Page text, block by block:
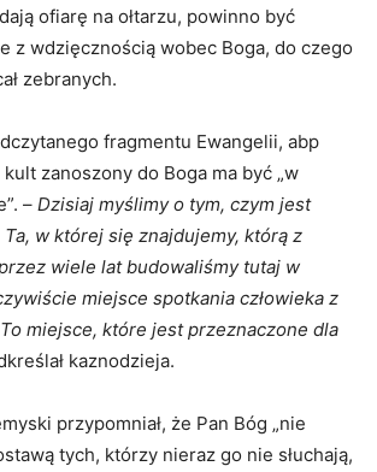
ofiarę na ołtarzu, powinno być
z wdzięcznością wobec Boga, do czego
zebranych.
fragmentu Ewangelii, abp
kult zanoszony do Boga ma być „w
– Dzisiaj myślimy o tym, czym jest
w której się znajdujemy, którą z
wiele lat budowaliśmy tutaj w
miejsce spotkania człowieka z
miejsce, które jest przeznaczone dla
kaznodzieja.
przypomniał, że Pan Bóg „nie
tych, którzy nieraz go nie słuchają,